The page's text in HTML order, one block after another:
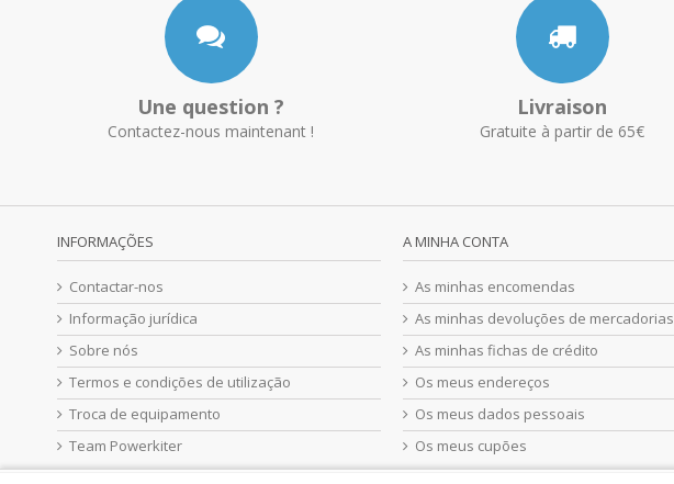
Une question ?
Contactez-nous maintenant !
Livraison
Gratuite à partir de 65€
INFORMAÇÕES
Contactar-nos
Informação jurídica
Sobre nós
Termos e condições de utilização
Troca de equipamento
Team Powerkiter
A MINHA CONTA
As minhas encomendas
As minhas devoluções de mercadorias
As minhas fichas de crédito
Os meus endereços
Os meus dados pessoais
Os meus cupões